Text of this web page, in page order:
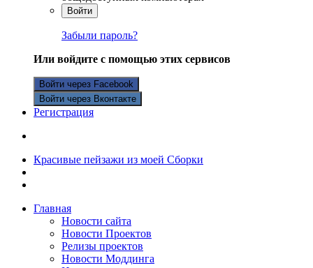
Войти
Забыли пароль?
Или войдите с помощью этих сервисов
Войти через Facebook
Войти через Вконтакте
Регистрация
Красивые пейзажи из моей Сборки
Главная
Новости сайта
Новости Проектов
Релизы проектов
Новости Моддинга